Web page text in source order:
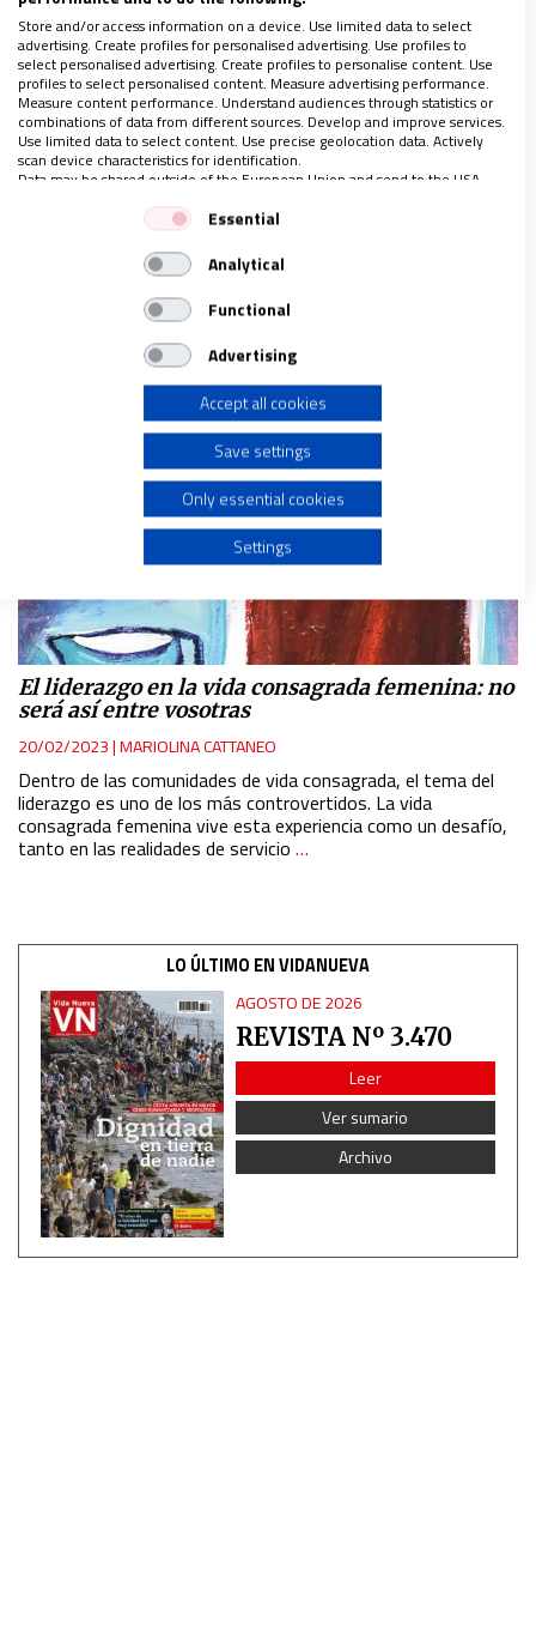
DONNE CHIESA MONDO| MUNDO
Combonianas: vocación sin fronteras
27/03/2023|GABRIELLA BOTTANI,MARIOLINA CATTANEO
Chad hasta Perú
El liderazgo en la vida consagrada femenina: no
será así entre vosotras
20/02/2023|MARIOLINA CATTANEO
Dentro de las comunidades de vida consagrada, el tema del
liderazgo es uno de los más controvertidos. La vida
consagrada femenina vive esta experiencia como un desafío,
tanto en las realidades de servicio …
LO ÚLTIMO EN VIDANUEVA
AGOSTO DE 2026
REVISTA Nº 3.470
Leer
Ver sumario
Archivo
Store and/or access information on a device. Use limited data to select
advertising. Create profiles for personalised advertising. Use profiles to
select personalised advertising. Create profiles to personalise content. Use
profiles to select personalised content. Measure advertising performance.
Measure content performance. Understand audiences through statistics or
combinations of data from different sources. Develop and improve services.
Use limited data to select content. Use precise geolocation data. Actively
scan device characteristics for identification.
Data may be shared outside of the European Union and send to the USA.
Your consent and the cookie policy applies solely to this website/app.
View Partner List (1 IAB Vendors)
We use your data for the following purposes:
IAB processing purposes:
Use limited data to select advertising
Create profiles for personalised advertising
Use profiles to select personalised advertising
Create profiles to personalise content
Use profiles to select personalised content
Measure advertising performance
Measure content performance
Develop and improve services
Use limited data to select content
IAB Special Features:
Use precise geolocation data
Identify devices based on information actively requested
Non-IAB processing purposes:
Essential
Analytical
Functional
Advertising
Accept all cookies
Save settings
Only essential cookies
Settings